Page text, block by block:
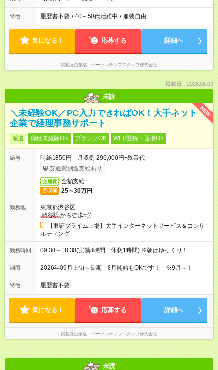
特徴 履歴書不要 / 40～50代活躍中 / 服装自由
気になる！ 応募する 詳細へ
掲載元企業名 パーソルテンプスタッフ株式会社
掲載日：2026.08.09
未読
NEW
＼未経験OK／PC入力できればOK！大手ネット
企業で経理事務サポート
派遣 職種未経験OK ブランクOK WEB登録・面接OK
給与
時給1850円 月収例 296,000円+残業代
交通費別途支給あり
交通費 全額支給
月収例 25～30万円
勤務地
東京都渋谷区
渋谷駅から徒歩5分
【東証プライム上場】大手インターネットサービス＆コンサ
ルティング
勤務時間 09:30～18:30(実働8時間 休憩1時間) ※朝はゆっくり！
期間 2026年09月上旬～長期 8月開始もOKです！ ※9月～！
特徴 履歴書不要
気になる！ 応募する 詳細へ
掲載元企業名 パーソルテンプスタッフ株式会社
未読